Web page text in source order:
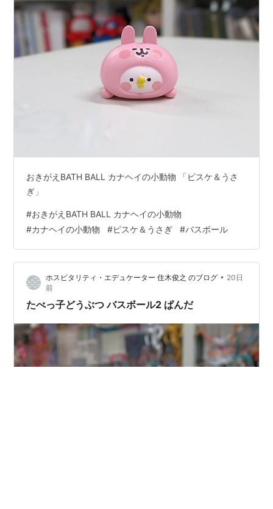
おきがえBATH BALL カナヘイの小動物 「ピスケ＆うさ
ぎ」
#おきがえBATH BALL カナヘイの小動物
#カナヘイの小動物 #ピスケ＆うさぎ #バスボール
ホスピタリティ・エデュケーター 住木俊之 のブログ • 20日
前
たべっ子どうぶつ バスボール2 ぱんだ